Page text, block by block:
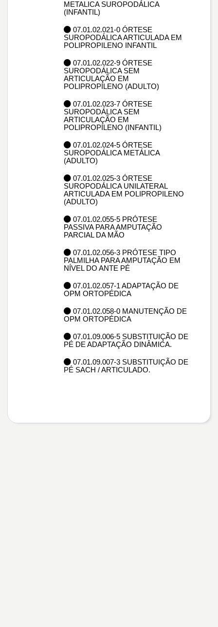
METALICA SUROPODÁLICA
(INFANTIL)
07.01.02.021-0 ÓRTESE
SUROPODÁLICA ARTICULADA EM
POLIPROPILENO INFANTIL
07.01.02.022-9 ÓRTESE
SUROPODÁLICA SEM
ARTICULAÇÃO EM
POLIPROPILENO (ADULTO)
07.01.02.023-7 ÓRTESE
SUROPODÁLICA SEM
ARTICULAÇÃO EM
POLIPROPILENO (INFANTIL)
07.01.02.024-5 ÓRTESE
SUROPODÁLICA METÁLICA
(ADULTO)
07.01.02.025-3 ÓRTESE
SUROPODÁLICA UNILATERAL
ARTICULADA EM POLIPROPILENO
(ADULTO)
07.01.02.055-5 PRÓTESE
PASSIVA PARA AMPUTAÇÃO
PARCIAL DA MÃO
07.01.02.056-3 PRÓTESE TIPO
PALMILHA PARA AMPUTAÇÃO EM
NÍVEL DO ANTE PÉ
07.01.02.057-1 ADAPTAÇÃO DE
OPM ORTOPÉDICA
07.01.02.058-0 MANUTENÇÃO DE
OPM ORTOPÉDICA
07.01.09.006-5 SUBSTITUIÇÃO DE
PÉ DE ADAPTAÇÃO DINÂMICA.
07.01.09.007-3 SUBSTITUIÇÃO DE
PÉ SACH / ARTICULADO.